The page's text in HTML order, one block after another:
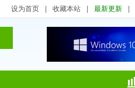
设为首页 收藏本站 最新更新